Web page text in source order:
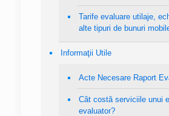
Tarife evaluare utilaje,
alte tipuri de bunuri
Informaţii Utile
Acte Necesare Raport
Cât costă serviciile unui
evaluator?